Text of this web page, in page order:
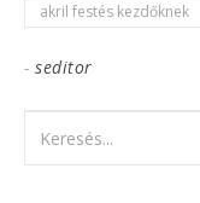
akril festés kezdőknek
- seditor